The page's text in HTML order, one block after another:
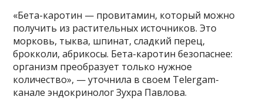
«Бета-каротин — провитамин, который можно
получить из растительных источников. Это
морковь, тыква, шпинат, сладкий перец,
брокколи, абрикосы. Бета-каротин безопаснее:
организм преобразует только нужное
количество», — уточнила в своем Telergam-
канале эндокринолог Зухра Павлова.